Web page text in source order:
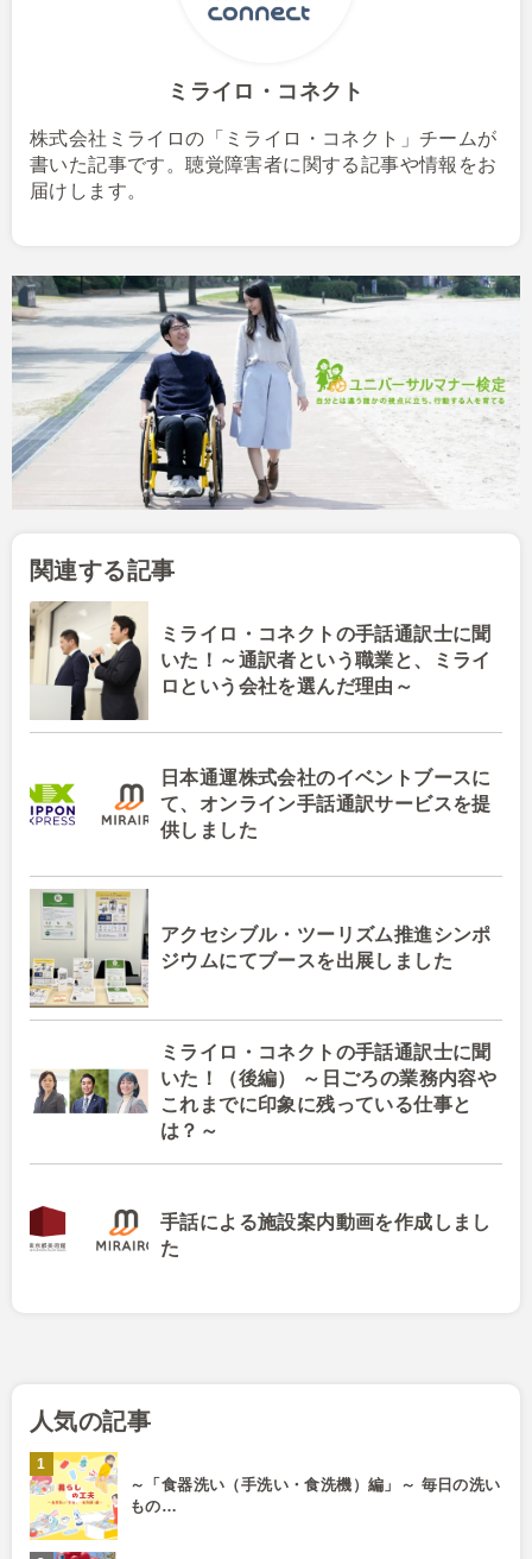
ミライロ・コネクト
株式会社ミライロの「ミライロ・コネクト」チームが
書いた記事です。聴覚障害者に関する記事や情報をお
届けします。
関連する記事
ミライロ・コネクトの手話通訳士に聞
いた！～通訳者という職業と、ミライ
ロという会社を選んだ理由～
日本通運株式会社のイベントブースに
て、オンライン手話通訳サービスを提
供しました
アクセシブル・ツーリズム推進シンポ
ジウムにてブースを出展しました
ミライロ・コネクトの手話通訳士に聞
いた！（後編） ～日ごろの業務内容や
これまでに印象に残っている仕事と
は？～
手話による施設案内動画を作成しまし
た
人気の記事
～「食器洗い（手洗い・食洗機）編」～ 毎日の洗い
もの…